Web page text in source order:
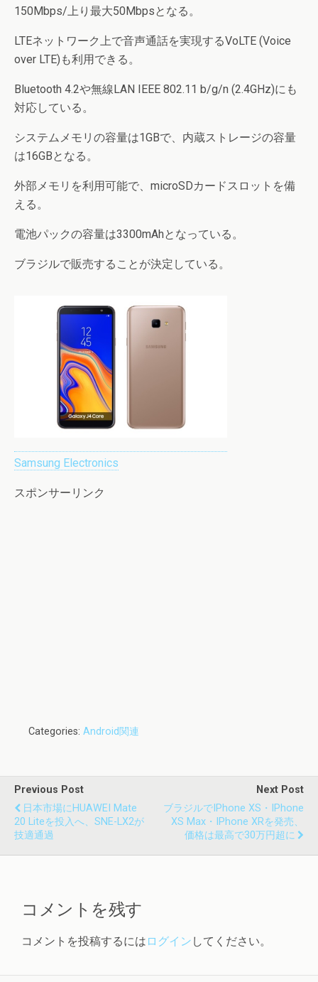
150Mbps/上り最大50Mbpsとなる。
LTEネットワーク上で音声通話を実現するVoLTE (Voice
over LTE)も利用できる。
Bluetooth 4.2や無線LAN IEEE 802.11 b/g/n (2.4GHz)にも
対応している。
システムメモリの容量は1GBで、内蔵ストレージの容量
は16GBとなる。
外部メモリを利用可能で、microSDカードスロットを備
える。
電池パックの容量は3300mAhとなっている。
ブラジルで販売することが決定している。
Samsung Electronics
スポンサーリンク
Categories: Android関連
Previous Post
日本市場にHUAWEI Mate
20 Liteを投入へ、SNE-LX2が
技適通過
Next Post
ブラジルでiPhone XS・iPhone
XS Max・iPhone XRを発売、
価格は最高で30万円超に
コメントを残す
コメントを投稿するには ログイン してください。